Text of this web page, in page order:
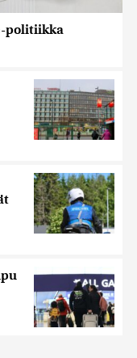
politiikka